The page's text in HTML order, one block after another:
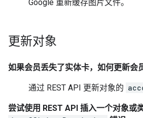
Google 重新缓存图片文件。
更新对象
如果会员丢失了实体卡，如何更新会
通过 REST API 更新对象的
尝试使用 REST API 插入一个对象或